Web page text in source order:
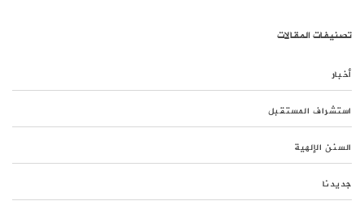
تصنيفات المقالات
أخبار
استشراف المستقبل
السنن الإلهية
جديدنا